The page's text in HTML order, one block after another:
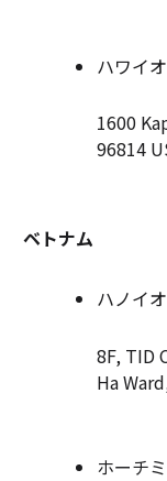
ハワイ
1600
96814
ベトナム
ハノイ
8F, TID
Ha
ホーチ